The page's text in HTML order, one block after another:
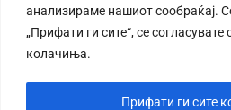
анализираме нашиот сообраќај.
„Прифати ги сите“, се
колачиња.
Прифати ги сите